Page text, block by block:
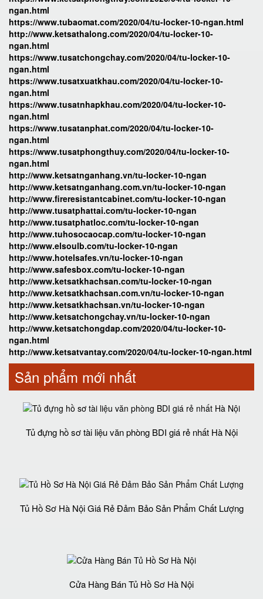
ngan.html
https://www.tubaomat.com/2020/04/tu-locker-10-ngan.html
http://www.ketsathalong.com/2020/04/tu-locker-10-
ngan.html
https://www.tusatchongchay.com/2020/04/tu-locker-10-
ngan.html
https://www.tusatxuatkhau.com/2020/04/tu-locker-10-
ngan.html
https://www.tusatnhapkhau.com/2020/04/tu-locker-10-
ngan.html
https://www.tusatanphat.com/2020/04/tu-locker-10-
ngan.html
https://www.tusatphongthuy.com/2020/04/tu-locker-10-
ngan.html
http://www.ketsatnganhang.vn/tu-locker-10-ngan
http://www.ketsatnganhang.com.vn/tu-locker-10-ngan
http://www.fireresistantcabinet.com/tu-locker-10-ngan
http://www.tusatphattai.com/tu-locker-10-ngan
http://www.tusatphatloc.com/tu-locker-10-ngan
http://www.tuhosocaocap.com/tu-locker-10-ngan
http://www.elsoulb.com/tu-locker-10-ngan
http://www.hotelsafes.vn/tu-locker-10-ngan
http://www.safesbox.com/tu-locker-10-ngan
http://www.ketsatkhachsan.com/tu-locker-10-ngan
http://www.ketsatkhachsan.com.vn/tu-locker-10-ngan
http://www.ketsatkhachsan.vn/tu-locker-10-ngan
http://www.ketsatchongchay.vn/tu-locker-10-ngan
http://www.ketsatchongdap.com/2020/04/tu-locker-10-
ngan.html
http://www.ketsatvantay.com/2020/04/tu-locker-10-ngan.html
Sản phẩm mới nhất
Tủ đựng hồ sơ tài liệu văn phòng BDI giá rẻ nhất Hà Nội
Tủ Hồ Sơ Hà Nội Giá Rẻ Đảm Bảo Sản Phẩm Chất Lượng‎
Cửa Hàng Bán Tủ Hồ Sơ Hà Nội